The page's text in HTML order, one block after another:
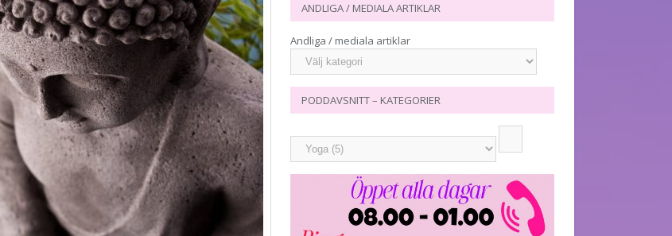
ANDLIGA / MEDIALA ARTIKLAR
Andliga / mediala artiklar
PODDAVSNITT – KATEGORIER